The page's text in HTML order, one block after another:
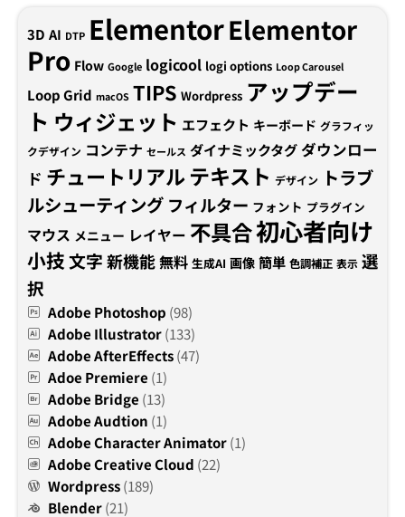
3D AI DTP ElementorElementor
Pro Flow Google logicool logi options Loop Carousel
Loop Grid macOS TIPS Wordpress アップデー
ト ウィジェット エフェクト キーボード グラフィッ
クデザイン コンテナ セールス ダイナミックタグダウンロー
ド チュートリアルテキスト デザイン トラブ
ルシューティング フィルター フォント プラグイン
マウス メニュー レイヤー 不具合初心者向け
小技文字新機能無料 生成AI 画像 簡単 色調補正 表示 選
択
Adobe Photoshop (98)
Adobe Illustrator(133)
Adobe AfterEffects(47)
Adoe Premiere (1)
Adobe Bridge (13)
Adobe Audtion (1)
Adobe Character Animator(1)
Adobe Creative Cloud (22)
Wordpress(189)
Blender(21)